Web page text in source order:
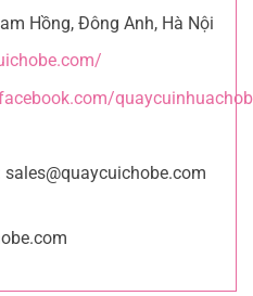
Hồng, Đông Anh, Hà Nội
sales@quaycuichobe.com